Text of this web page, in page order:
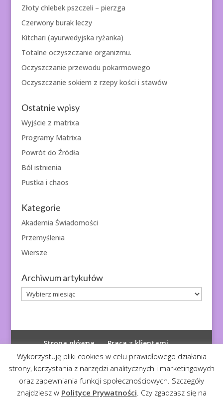
Złoty chlebek pszczeli – pierzga
Czerwony burak leczy
Kitchari (ayurwedyjska ryżanka)
Totalne oczyszczanie organizmu.
Oczyszczanie przewodu pokarmowego
Oczyszczanie sokiem z rzepy kości i stawów
Ostatnie wpisy
Wyjście z matrixa
Programy Matrixa
Powrót do Źródła
Ból istnienia
Pustka i chaos
Kategorie
Akademia Świadomości
Przemyślenia
Wiersze
Archiwum artykułów
Archiwum
artykułów
Strona główna
Praca z klientami
Polityka prywatności
Wykorzystuję pliki cookies w celu prawidłowego działania
strony, korzystania z narzędzi analitycznych i marketingowych
oraz zapewniania funkcji społecznościowych. Szczegóły
znajdziesz w Polityce Prywatności. Czy zgadzasz się na